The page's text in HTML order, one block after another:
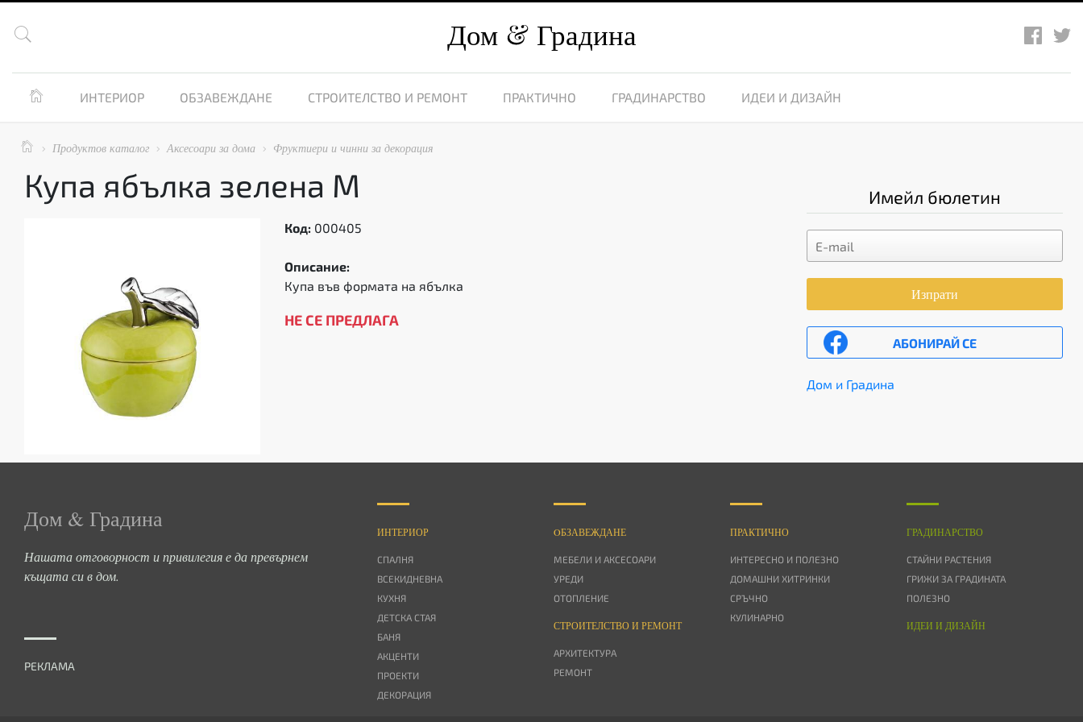
 Дом Градина
 ИНТЕРИОР ОБЗАВЕЖДАНЕ СТРОИТЕЛСТВО И РЕМОНТ ПРАКТИЧНО ГРАДИНАРСТВО ИДЕИ И ДИЗАЙН
  Продуктов каталог  Аксесоари за дома  Фруктиери и чинни за декорация
Купа ябълка зелена M
Код: 000405
Описание:
Купа във формата на ябълка
НЕ СЕ ПРЕДЛАГА
Имейл бюлетин
Изпрати
АБОНИРАЙ СЕ
Дом и Градина
Дом & Градина
Нашата отговорност и привилегия е да превърнем
къщата си в дом.
РЕКЛАМА
ИНТЕРИОР
СПАЛНЯ
ВСЕКИДНЕВНА
КУХНЯ
ДЕТСКА СТАЯ
БАНЯ
АКЦЕНТИ
ПРОЕКТИ
ДЕКОРАЦИЯ
OБЗАВЕЖДАНЕ
МЕБЕЛИ И АКСЕСОАРИ
УРЕДИ
ОТОПЛЕНИЕ
СТРОИТЕЛСТВО И РЕМОНТ
АРХИТЕКТУРА
РЕМОНТ
ПРАКТИЧНО
ИНТЕРЕСНО И ПОЛЕЗНО
ДОМАШНИ ХИТРИНКИ
СРЪЧНО
КУЛИНАРНО
ГРАДИНАРСТВО
СТАЙНИ РАСТЕНИЯ
ГРИЖИ ЗА ГРАДИНАТА
ПОЛЕЗНО
ИДЕИ И ДИЗАЙН